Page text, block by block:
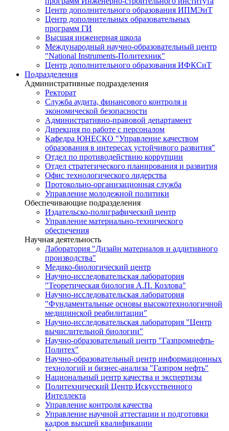
Центр дополнительного образования ИПМЭиТ
Центр дополнительных образовательных
программ ГИ
Высшая инженерная школа
Международный научно-образовательный центр
"National Instruments-Политехник"
Центр дополнительного образования ИФКСиТ
Подразделения
Административные подразделения
Ректорат
Служба аудита, финансового контроля и
экономической безопасности
Административно-правовой департамент
Дирекция по работе с персоналом
Кафедра ЮНЕСКО "Управление качеством
образования в интересах устойчивого развития"
Отдел по противодействию коррупции
Отдел стратегического планирования и развития
Офис технологического лидерства
Протокольно-организационная служба
Управление молодежной политики
Обеспечивающие подразделения
Издательско-полиграфический центр
Управление материально-технического
обеспечения
Научная деятельность
Лаборатория "Дизайн материалов и аддитивного
производства"
Медико-биологический центр
Научно-исследовательская лаборатория
"Теоретическая биология А.П. Козлова"
Научно-исследовательская лаборатория
"Фундаментальные основы высокотехнологичной
медицинской реабилитации"
Научно-исследовательская лаборатория "Центр
вычислительной биологии"
Научно-образовательный центр "Газпромнефть-
Политех"
Научно-образовательный центр информационных
технологий и бизнес-анализа "Газпром нефть"
Национальный центр качества и экспертизы
Политехнический Центр Искусственного
Интеллекта
Управление контроля качества
Управление научной аттестации и подготовки
кадров высшей квалификации